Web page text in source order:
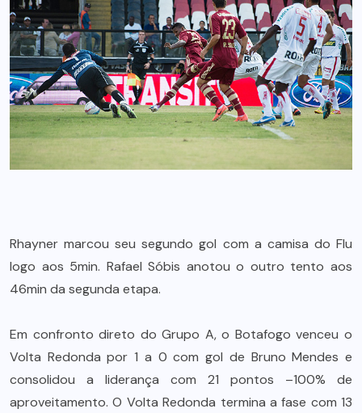
Rhayner marcou seu segundo gol com a camisa do Flu
logo aos 5min. Rafael Sóbis anotou o outro tento aos
46min da segunda etapa.
Em confronto direto do Grupo A, o Botafogo venceu o
Volta Redonda por 1 a 0 com gol de Bruno Mendes e
consolidou a liderança com 21 pontos –100% de
aproveitamento. O Volta Redonda termina a fase com 13